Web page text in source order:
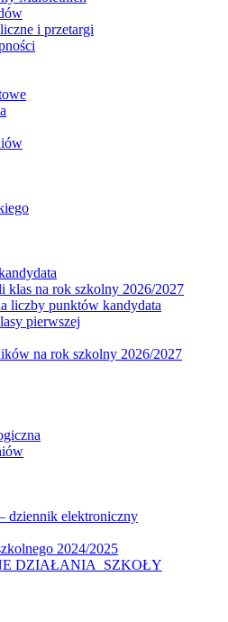
i przetargi
klas na rok szkolny 2026/2027
liczby punktów kandydata
pierwszej
na rok szkolny 2026/2027
dziennik elektroniczny
2024/2025
DZIAŁANIA SZKOŁY